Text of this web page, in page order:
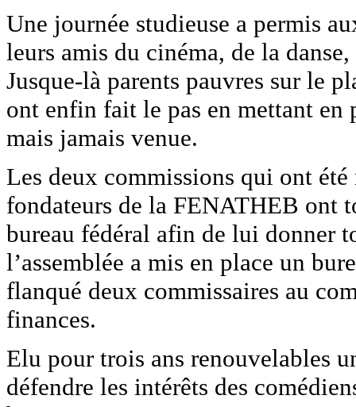
Une journée studieuse a permis
leurs amis du cinéma, de la
Jusque-là parents pauvres sur le
ont enfin fait le pas en mettant
mais jamais venue.
Les deux commissions qui ont
fondateurs de la FENATHEB ont
bureau fédéral afin de lui donner
l’assemblée a mis en place un
flanqué deux commissaires au
finances.
Elu pour trois ans renouvelables
défendre les intérêts des